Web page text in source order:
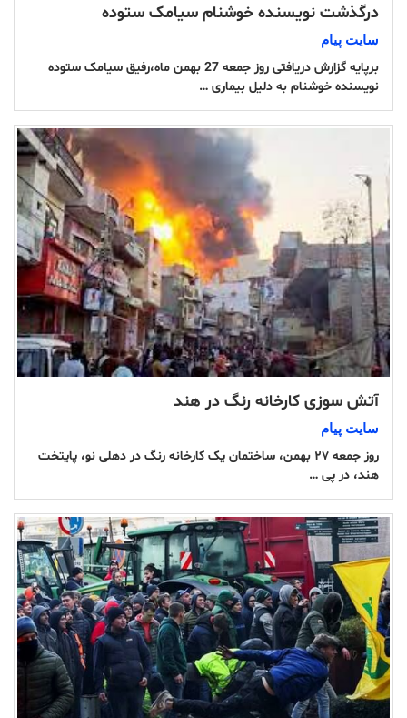
درگذشت نویسنده خوشنام سیامک ستوده
سایت پیام
برپایه گزارش دریافتی روز جمعه 27 بهمن ماه،رفیق سیامک ستوده
نویسندە خوشنام به دلیل بیماری …
آتش سوزی کارخانه رنگ در هند
سایت پیام
روز جمعه ۲۷ بهمن، ساختمان یک کارخانه رنگ در دهلی نو، پایتخت
هند، در پی …